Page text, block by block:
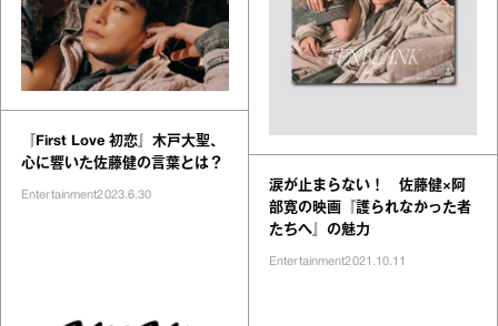
『First Love 初恋』木戸大聖、
心に響いた佐藤健の言葉とは？
Entertainment2023.6.30
涙が止まらない！ 佐藤健×阿
部寛の映画『護られなかった者
たちへ』の魅力
Entertainment2021.10.11